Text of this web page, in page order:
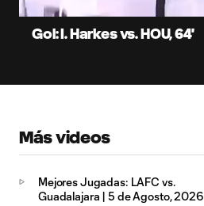
Subtitles
Gol: I. Harkes vs. HOU, 64'
Más videos
Mejores Jugadas: LAFC vs.
Guadalajara | 5 de Agosto, 2026